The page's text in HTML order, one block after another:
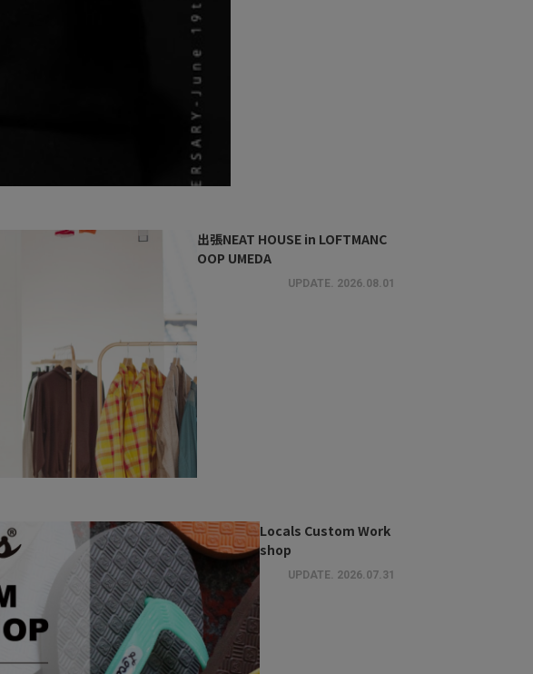
出張NEAT HOUSE in LOFTMANC
OOP UMEDA
UPDATE. 2026.08.01
Locals Custom Work
shop
UPDATE. 2026.07.31